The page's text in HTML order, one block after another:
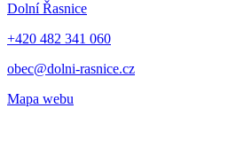
Dolní Řasnice
+420 482 341 060
obec@dolni-rasnice.cz
Mapa webu